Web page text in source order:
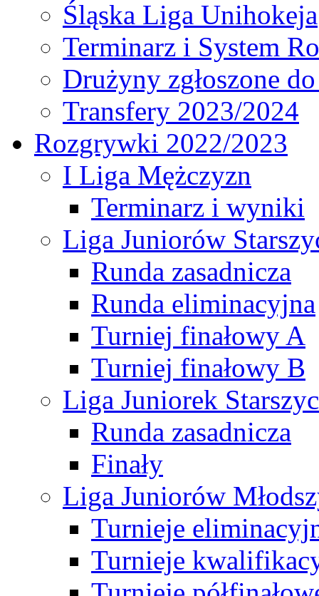
Śląska Liga Unihokeja
Terminarz i System
Drużyny zgłoszone
Transfery 2023/2024
Rozgrywki 2022/2023
I Liga Mężczyzn
Terminarz i wyniki
Liga Juniorów
Runda zasadnicza
Runda eliminacyjna
Turniej finałowy A
Turniej finałowy B
Liga Juniorek
Runda zasadnicza
Finały
Liga Juniorów
Turnieje
Turnieje